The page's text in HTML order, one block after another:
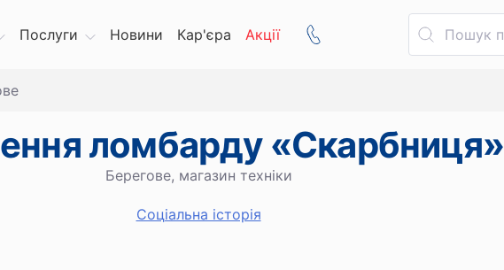
Послуги Новини Кар'єра Акції
ломбарду «Скарбниця»
Берегове, магазин техніки
Cоціальна історія